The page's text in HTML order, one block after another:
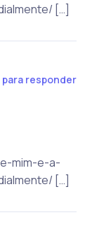
[…]
responder
mim-e-a-
[…]